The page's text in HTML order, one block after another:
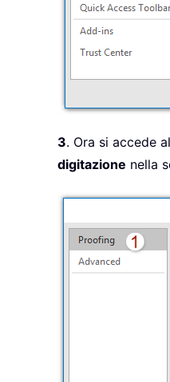
3. Ora si accede
digitazione nella